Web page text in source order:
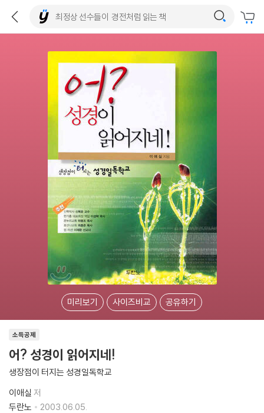
미리보기 사이즈비교 공유하기
소득공제
어? 성경이 읽어지네!
생장점이 터지는 성경일독학교
이애실 저
두란노
2003.06.05.